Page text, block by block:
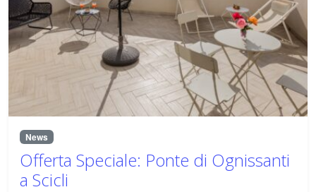
News
Offerta Speciale: Ponte di Ognissanti
a Scicli